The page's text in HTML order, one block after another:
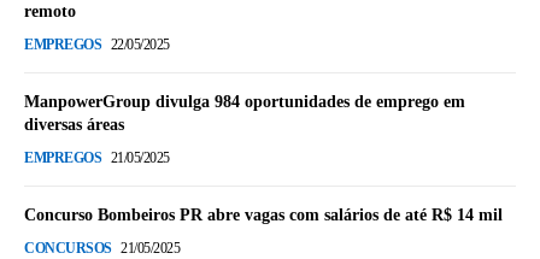
remoto
EMPREGOS 22/05/2025
ManpowerGroup divulga 984 oportunidades de emprego em
diversas áreas
EMPREGOS 21/05/2025
Concurso Bombeiros PR abre vagas com salários de até R$ 14 mil
CONCURSOS 21/05/2025